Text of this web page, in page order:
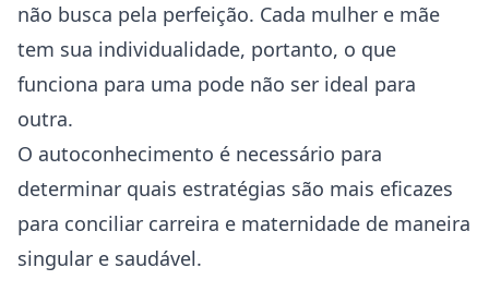
não busca pela perfeição. Cada mulher e mãe
tem sua individualidade, portanto, o que
funciona para uma pode não ser ideal para
outra.
O autoconhecimento é necessário para
determinar quais estratégias são mais eficazes
para conciliar carreira e maternidade de maneira
singular e saudável.